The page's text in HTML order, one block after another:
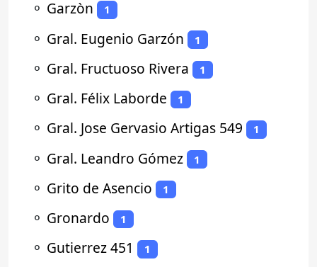
⚬ Garzòn 1
⚬ Gral. Eugenio Garzón 1
⚬ Gral. Fructuoso Rivera 1
⚬ Gral. Félix Laborde 1
⚬ Gral. Jose Gervasio Artigas 549 1
⚬ Gral. Leandro Gómez 1
⚬ Grito de Asencio 1
⚬ Gronardo 1
⚬ Gutierrez 451 1